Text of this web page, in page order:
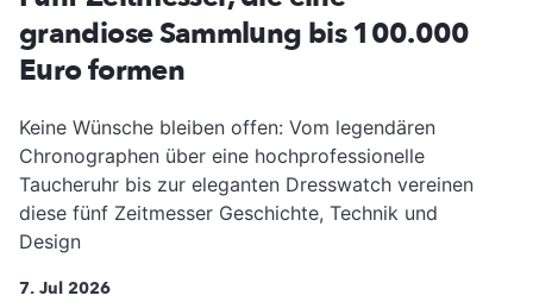
grandiose Sammlung bis 100.000
Euro formen
Keine Wünsche bleiben offen: Vom legendären
Chronographen über eine hochprofessionelle
Taucheruhr bis zur eleganten Dresswatch vereinen
diese fünf Zeitmesser Geschichte, Technik und
Design
7. Jul 2026